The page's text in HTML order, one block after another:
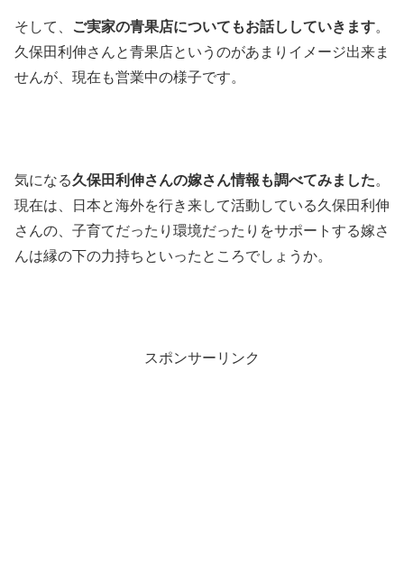
そして、 ご実家の青果店についてもお話ししていきます。
久保田利伸さんと青果店というのがあまりイメージ出来ま
せんが、現在も営業中の様子です。
気になる久保田利伸さんの嫁さん情報も調べてみました。
現在は、日本と海外を行き来して活動している久保田利伸
さんの、子育てだったり環境だったりをサポートする嫁さ
んは縁の下の力持ちといったところでしょうか。
スポンサーリンク